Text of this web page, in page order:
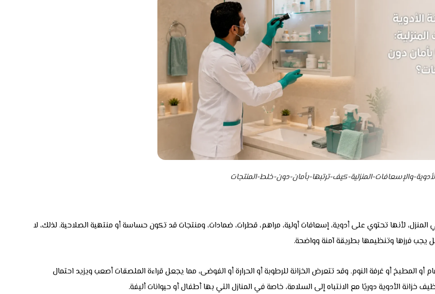
والإسعافات-المنزلية-كيف-ترتبها-بأمان-دون-خلط-المنتجات
المنزل، لأنها تحتوي على أدوية، إسعافات أولية، مراهم، قطرات، ضمادات، ومنتجات قد تكون حساسة أو منتهية الصلاحية. لذلك، لا
يجب فرزها وتنظيمها بطريقة آمنة وواضحة.
أو المطبخ أو غرفة النوم. وقد تتعرض الخزانة للرطوبة أو الحرارة أو الفوضى، مما يجعل قراءة الملصقات أصعب ويزيد احتمال
الأدوية دوريًا مع الانتباه إلى السلامة، خاصة في المنازل التي بها أطفال أو حيوانات أليفة.